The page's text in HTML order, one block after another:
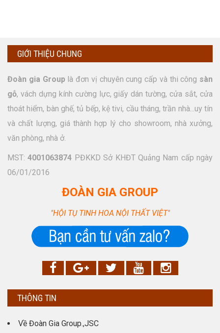
GIỚI THIỆU CHUNG
Đoàn gia Group là đơn vị chuyên cung cấp và thi công sàn
gỗ, vách dựng kính cường lực, giấy dán tường, cửa sắt, cửa
thoát hiểm, bàn ghế, tủ bếp, kệ tivi, cầu tháng, trần nhà...uy tín
và chất lượng, giá thành hợp lý cho showroom, nhà xưởng,
văn phòng, nhà ở.
MST:4001063874 PĐKKD Sở KHĐT Quảng Nam cấp ngày
06/01/2016
ĐOÀN GIA GROUP
"HỘI TỤ TINH HOA NỘI THẤT VIỆT"
THÔNG TIN
Về Đoàn Gia Group.,JSC